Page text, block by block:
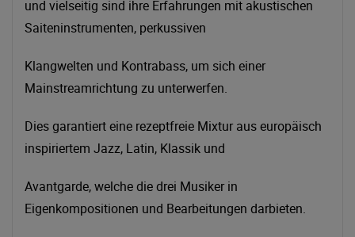
und vielseitig sind ihre Erfahrungen mit akustischen
Saiteninstrumenten, perkussiven
Klangwelten und Kontrabass, um sich einer
Mainstreamrichtung zu unterwerfen.
Dies garantiert eine rezeptfreie Mixtur aus europäisch
inspiriertem Jazz, Latin, Klassik und
Avantgarde, welche die drei Musiker in
Eigenkompositionen und Bearbeitungen darbieten.